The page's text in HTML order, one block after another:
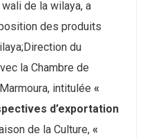
de la wilaya, a
des produits
du
la Chambre de
intitulée «
d’exportation
de la Culture, «